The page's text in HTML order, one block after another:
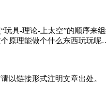
具-理论-上太空”的顺序
个原理能做个什么东西玩玩
以链接形式注明文章出处。